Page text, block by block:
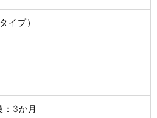
イプ）
：3か月